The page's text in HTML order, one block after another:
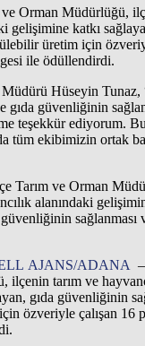
Orman Müdürlüğü,
gelişimine katkı
üretim için
ile ödüllendirdi.
Hüseyin Tunaz,
gıda güvenliğinin
teşekkür ediyorum.
tüm ekibimizin ortak
AJANS/ADANA
tarım ve
gıda güvenliğinin
özveriyle çalışan 16